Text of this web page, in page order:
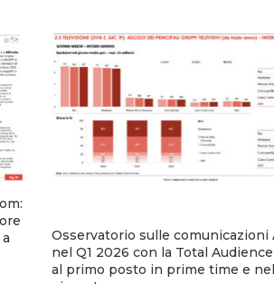
Osservatorio sulle comunicazioni
nel Q1 2026 con la Total
al primo posto in prime time e